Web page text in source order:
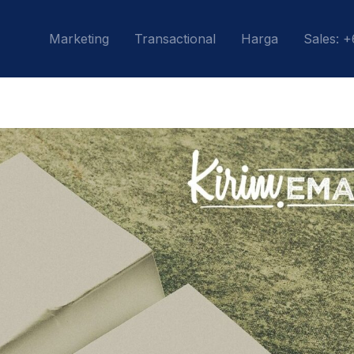
Marketing Transactional Harga Sales: